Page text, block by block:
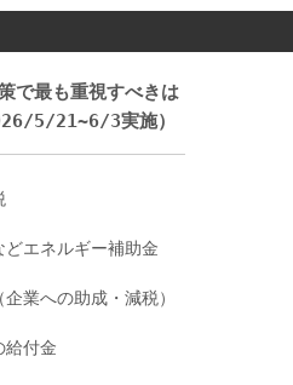
で最も重視すべきは
5/21~6/3実施）
どエネルギー補助金
業への助成・減税）
給付金